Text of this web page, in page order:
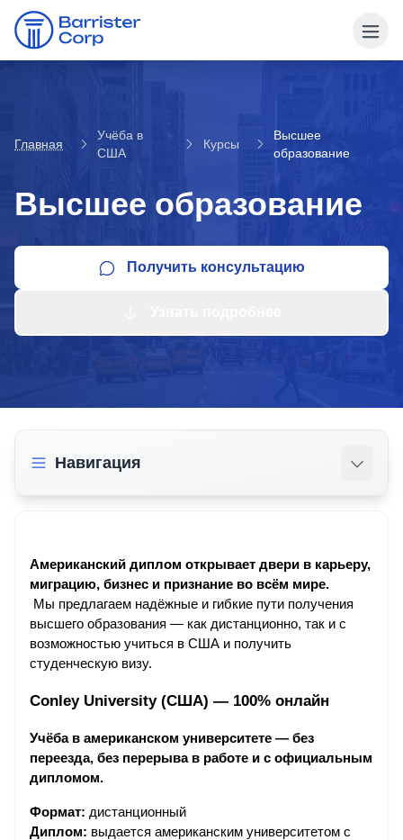
Главная
Учёба в
США
Курсы
Высшее
образование
Высшее образование
Получить консультацию
Навигация
Американский диплом открывает двери в карьеру,
миграцию, бизнес и признание во всём мире.
высшего образования — как дистанционно, так и с
возможностью учиться в США и получить
студенческую визу.
Conley University (США) — 100% онлайн
Учёба в американском университете — без
переезда, без перерыва в работе и с официальным
дипломом.
Формат: дистанционный
Диплом: